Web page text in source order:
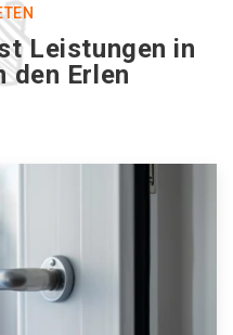
Leistungen in
den Erlen